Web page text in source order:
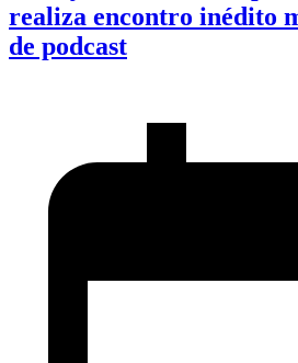
realiza encontro inédito
de podcast